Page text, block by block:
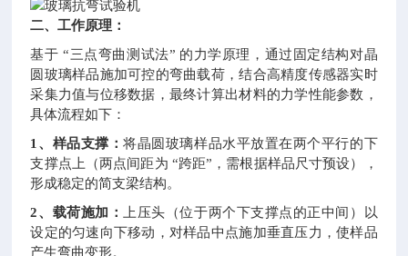
二、工作原理：
基于 “三点弯曲测试法” 的力学原理，通过固定结构对晶
圆玻璃样品施加可控的弯曲载荷，结合高精度传感器实时
采集力值与位移数据，最终计算出材料的力学性能参数，
具体流程如下：
1、样品支撑：将晶圆玻璃样品水平放置在两个平行的下
支撑点上（两点间距为 “跨距”，需根据样品尺寸预设），
形成稳定的简支梁结构。
2、载荷施加：
上压头（位于两个下支撑点的正中间）以
设定的匀速向下移动，对样品中点施加垂直压力，使样品
产生弯曲变形。